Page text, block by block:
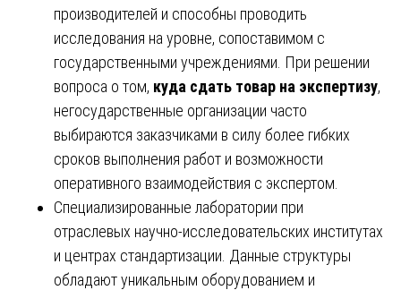
производителей и способны проводить
исследования на уровне, сопоставимом с
государственными учреждениями. При решении
вопроса о том, куда сдать товар на экспертизу,
негосударственные организации часто
выбираются заказчиками в силу более гибких
сроков выполнения работ и возможности
оперативного взаимодействия с экспертом.
Специализированные лаборатории при
отраслевых научно-исследовательских институтах
и центрах стандартизации. Данные структуры
обладают уникальным оборудованием и